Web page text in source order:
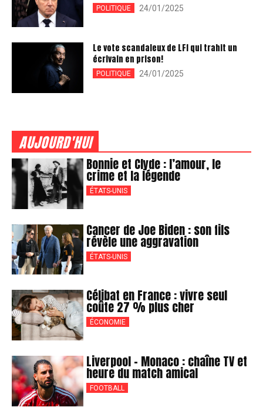
POLITIQUE 24/01/2025
Le vote scandaleux de LFI qui trahit un
écrivain en prison!
POLITIQUE 24/01/2025
AUJOURD'HUI
Bonnie et Clyde : l’amour, le
crime et la légende
ÉTATS-UNIS
Cancer de Joe Biden : son fils
révèle une aggravation
ÉTATS-UNIS
Célibat en France : vivre seul
coûte 27 % plus cher
ÉCONOMIE
Liverpool – Monaco : chaîne TV et
heure du match amical
FOOTBALL